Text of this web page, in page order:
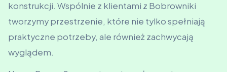
konstrukcji. Wspólnie z klientami z Bobrowniki
tworzymy przestrzenie, które nie tylko spełniają
praktyczne potrzeby, ale również zachwycają
wyglądem.